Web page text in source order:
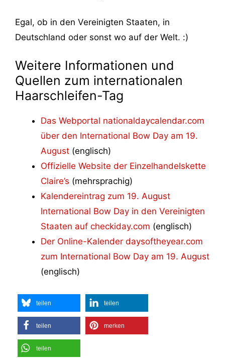
Egal, ob in den Vereinigten Staaten, in
Deutschland oder sonst wo auf der Welt. :)
Weitere Informationen und
Quellen zum internationalen
Haarschleifen-Tag
Das Webportal nationaldaycalendar.com
über den International Bow Day am 19.
August (englisch)
Offizielle Website der Einzelhandelskette
Claire’s (mehrsprachig)
Kalendereintrag zum 19. August
International Bow Day in den Vereinigten
Staaten auf checkiday.com (englisch)
Der Online-Kalender daysoftheyear.com
zum International Bow Day am 19. August
(englisch)
teilen teilen
teilen merken
teilen